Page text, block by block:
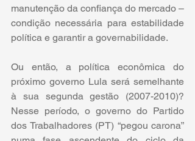
manutenção da confiança do mercado –
condição necessária para estabilidade
política e garantir a governabilidade.
Ou então, a política econômica do
próximo governo Lula será semelhante
à sua segunda gestão (2007-2010)?
Nesse período, o governo do Partido
dos Trabalhadores (PT) “pegou carona”